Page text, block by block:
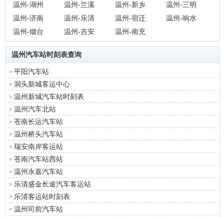
温州-湖州
温州-兰溪 温州-新乡
温州-三明
温州-济南
温州-乐清 温州-宿迁
温州-响水
温州-烟台
温州-吉安 温州-南充
温州汽车站时刻表查询
平阳汽车站
洞头新城客运中心
温州新城汽车站时刻表
温州汽车北站
苍南长运汽车站
温州桥头汽车站
瑞安南岸客运站
苍南汽车站西站
温州永嘉汽车站
乐清盛金长途汽车客运站
乐清客运站时刻表
温州司前汽车站